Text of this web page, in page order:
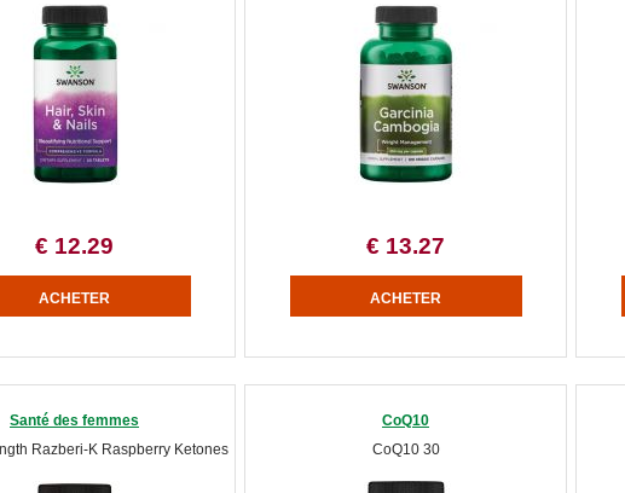
€ 12.29 € 13.27
Santé des femmes
Razberi-K Raspberry Ketones
CoQ10
CoQ10 30